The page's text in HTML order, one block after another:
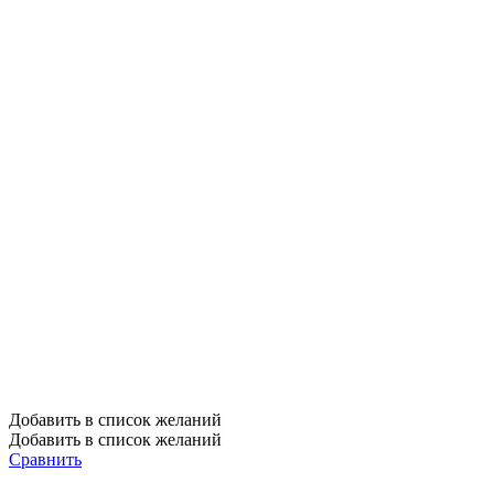
Добавить в список желаний
Добавить в список желаний
Сравнить